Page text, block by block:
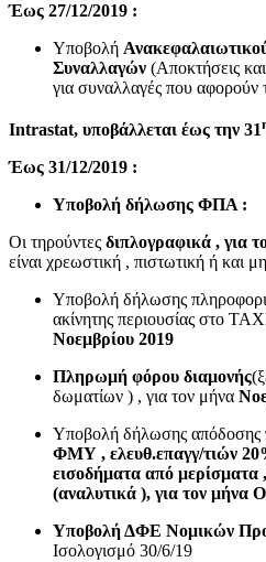
Έως 27/12/2019 :
Υποβολή
Συναλλαγών (Αποκτήσεις
για συναλλαγές που αφορούν
Intrastat, υποβάλλεται έως την 31
Έως 31/12/2019 :
Υποβολή δήλωσης ΦΠΑ :
Οι τηρούντες διπλογραφικά , για
είναι χρεωστική , πιστωτική ή και
Υποβολή δήλωσης
ακίνητης περιουσίας στο
Νοεμβρίου 2019
Πληρωμή φόρου διαμονής
δωματίων ) , για τον μήνα
Υποβολή δήλωσης απόδοσης
ΦΜΥ , ελευθ.επαγγ/τιών
εισοδήματα από μερίσματα
(αναλυτικά ), για τον μήνα
Υποβολή ΔΦΕ Νομικών
Ισολογισμό 30/6/19